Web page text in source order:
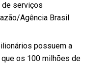
de serviços
Agência Brasil
possuem a
os 100 milhões de